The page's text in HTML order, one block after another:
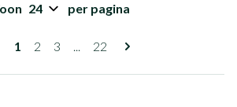
Pagina's
U lees momenteel pagina
1 Pagina
2 Pagina
3 ... Pagina
22
per pagina